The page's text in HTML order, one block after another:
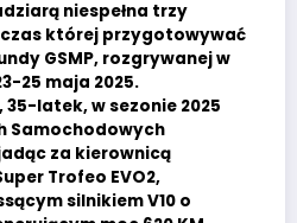
niespełna trzy
której przygotowywać
GSMP, rozgrywanej w
25 maja 2025.
35-latek, w sezonie 2025
Samochodowych
za kierownicą
Trofeo EVO2,
silnikiem V10 o